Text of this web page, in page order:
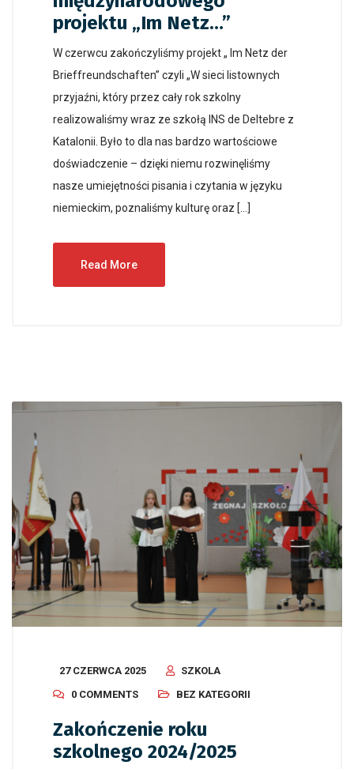
projektu „Im Netz…”
W czerwcu zakończyliśmy projekt „ Im Netz der
Brieffreundschaften” czyli „W sieci listownych
przyjaźni, który przez cały rok szkolny
realizowaliśmy wraz ze szkołą INS de Deltebre z
Katalonii. Było to dla nas bardzo wartościowe
doświadczenie – dzięki niemu rozwinęliśmy
nasze umiejętności pisania i czytania w języku
niemieckim, poznaliśmy kulturę oraz […]
Read More
27 CZERWCA 2025
SZKOLA
0 COMMENTS
BEZ KATEGORII
Zakończenie roku
szkolnego 2024/2025